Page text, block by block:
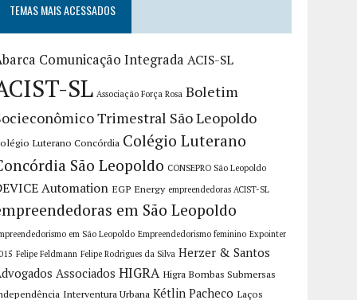
TEMAS MAIS ACESSADOS
Comunicação Integrada ACIS-SL
SL Associação Força Rosa Boletim
Trimestral São Leopoldo
Luterano Concórdia Colégio Luterano
São Leopoldo CONSEPRO São Leopoldo
Automation EGP Energy empreendedoras ACIST-SL
em São Leopoldo
em São Leopoldo Empreendedorismo feminino Expointer
Felipe Feldmann Felipe Rodrigues da Silva Herzer & Santos
Associados HIGRA Higra Bombas Submersas
Interventura Urbana Kétlin Pacheco Laços